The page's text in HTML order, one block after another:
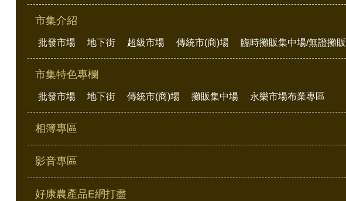
市集介紹
批發市場 地下街 超級市場 傳統市(商)場 臨時攤販集中場/無證攤
市集特色專欄
批發市場 地下街 傳統市(商)場 攤販集中場 永樂市場布業專區
相簿專區
影音專區
好康農產品E網打盡